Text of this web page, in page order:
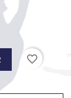
favorite_border